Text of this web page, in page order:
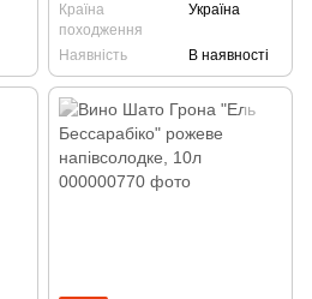
Країна
походження
Україна
Наявність В наявності